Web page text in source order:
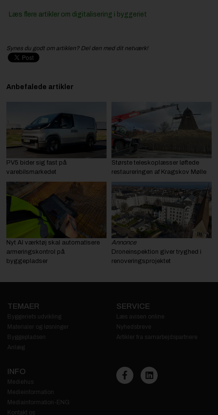
Læs flere artikler om digitalisering i byggeriet
Synes du godt om artiklen? Del den med dit netværk!
Anbefalede artikler
PV5 bider sig fast på
varebilsmarkedet
Største teleskoplæsser løftede
restaureringen af Kragskov Mølle
Nyt AI værktøj skal automatisere
armeringskontrol på
byggepladser
Annonce
Droneinspektion giver tryghed i
renoveringsprojektet
TEMAER
Byggeriets udvikling
Materialer og løsninger
Byggepladsen
Anlæg
SERVICE
Læs avisen online
Nyhedsbreve
Artikler fra samarbejdspartnere
INFO
Mediehus
Medieinformation
Mediainformation-ENG
Kontakt os